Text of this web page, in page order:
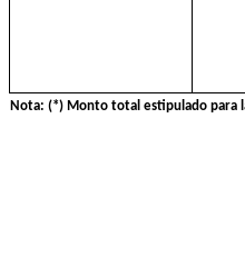
Nota: (*) Monto total estipulado para